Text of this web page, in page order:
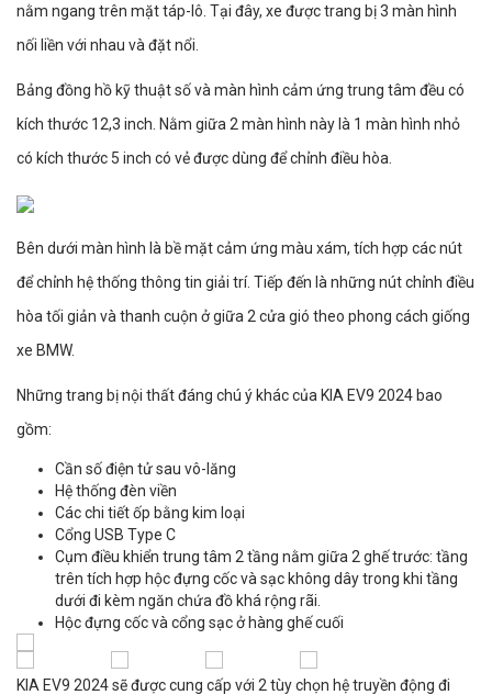
nằm ngang trên mặt táp-lô. Tại đây, xe được trang bị 3 màn hình
nối liền với nhau và đặt nổi.
Bảng đồng hồ kỹ thuật số và màn hình cảm ứng trung tâm đều có
kích thước 12,3 inch. Nằm giữa 2 màn hình này là 1 màn hình nhỏ
có kích thước 5 inch có vẻ được dùng để chỉnh điều hòa.
Bên dưới màn hình là bề mặt cảm ứng màu xám, tích hợp các nút
để chỉnh hệ thống thông tin giải trí. Tiếp đến là những nút chỉnh điều
hòa tối giản và thanh cuộn ở giữa 2 cửa gió theo phong cách giống
xe BMW.
Những trang bị nội thất đáng chú ý khác của KIA EV9 2024 bao
gồm:
Cần số điện tử sau vô-lăng
Hệ thống đèn viền
Các chi tiết ốp bằng kim loại
Cổng USB Type C
Cụm điều khiển trung tâm 2 tầng nằm giữa 2 ghế trước: tầng
trên tích hợp hộc đựng cốc và sạc không dây trong khi tầng
dưới đi kèm ngăn chứa đồ khá rộng rãi.
Hộc đựng cốc và cổng sạc ở hàng ghế cuối
KIA EV9 2024 sẽ được cung cấp với 2 tùy chọn hệ truyền động đi